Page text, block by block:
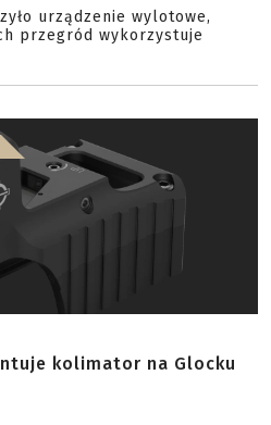
urządzenie wylotowe,
przegród wykorzystuje
kolimator na Glocku